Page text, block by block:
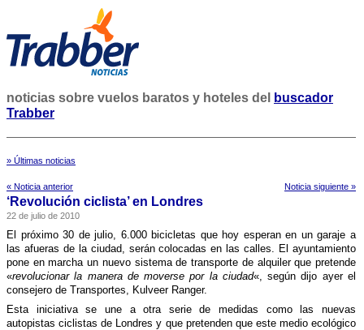
noticias sobre vuelos baratos y hoteles del
buscador
Trabber
» Últimas noticias
« Noticia anterior Noticia siguiente »
‘Revolución ciclista’ en Londres
22 de julio de 2010
El próximo 30 de julio, 6.000 bicicletas que hoy esperan en un garaje a
las afueras de la ciudad, serán colocadas en las calles. El ayuntamiento
pone en marcha un nuevo sistema de transporte de alquiler que pretende
«revolucionar la manera de moverse por la ciudad«, según dijo ayer el
consejero de Transportes, Kulveer Ranger.
Esta iniciativa se une a otra serie de medidas como las nuevas
autopistas ciclistas de Londres y que pretenden que este medio ecológico